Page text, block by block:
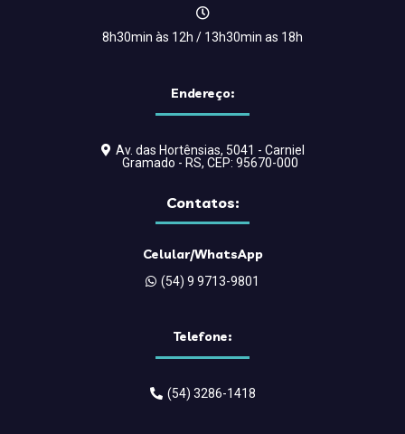
8h30min às 12h / 13h30min as 18h
Endereço:
Av. das Hortênsias, 5041 - Carniel
Gramado - RS, CEP: 95670-000
Contatos:
Celular/WhatsApp
(54) 9 9713-9801
Telefone:
(54) 3286-1418